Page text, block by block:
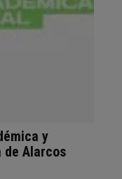
y
de Alarcos